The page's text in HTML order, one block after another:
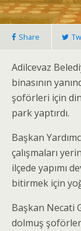
Share
Adilcevaz
binasının
şoförleri için
park yaptırdı.
Başkan
çalışmaları
ilçede yapımı
bitirmek için
Başkan Necati
dolmuş